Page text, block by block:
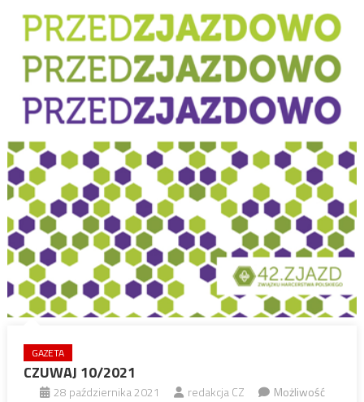
GAZETA
CZUWAJ 10/2021
28 października 2021 redakcja CZ
Możliwość